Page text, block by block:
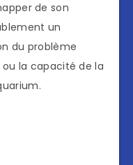
de son
un
du problème
la capacité de la